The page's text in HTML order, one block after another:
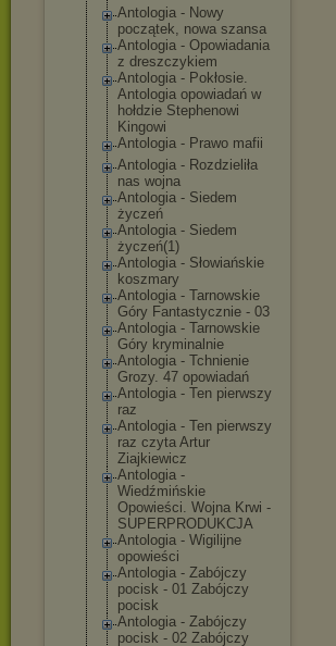
Antologia - Nowy
początek, nowa szansa
Antologia - Opowiadania
z dreszczykiem
Antologia - Pokłosie.
Antologia opowiadań w
hołdzie Stephenowi
Kingowi
Antologia - Prawo mafii
Antologia - Rozdzieliła
nas wojna
Antologia - Siedem
życzeń
Antologia - Siedem
życzeń(1)
Antologia - Słowiańskie
koszmary
Antologia - Tarnowskie
Góry Fantastycznie - 03
Antologia - Tarnowskie
Góry kryminalnie
Antologia - Tchnienie
Grozy. 47 opowiadań
Antologia - Ten pierwszy
raz
Antologia - Ten pierwszy
raz czyta Artur
Ziajkiewicz
Antologia -
Wiedźmińskie
Opowieści. Wojna Krwi -
SUPERPRODUKCJA
Antologia - Wigilijne
opowieści
Antologia - Zabójczy
pocisk - 01 Zabójczy
pocisk
Antologia - Zabójczy
pocisk - 02 Zabójczy